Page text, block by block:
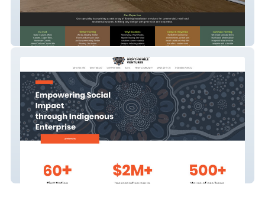
J. Ralph Floorcoverings
First Nations Worthwile Ventures